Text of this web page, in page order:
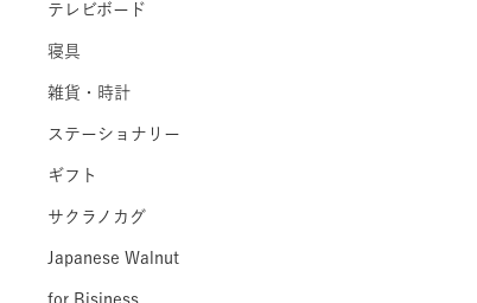
テレビボード
寝具
雑貨・時計
ステーショナリー
ギフト
サクラノカグ
Japanese Walnut
for Bisiness